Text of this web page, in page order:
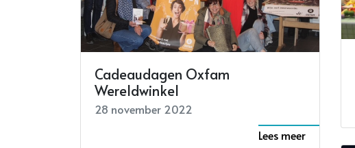
Cadeaudagen Oxfam
Wereldwinkel
28 november 2022
Lees meer